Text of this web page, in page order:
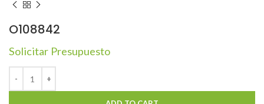
O108842
Solicitar Presupuesto